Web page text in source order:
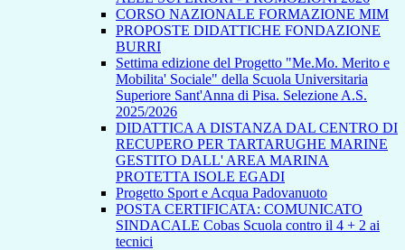
CORSO NAZIONALE FORMAZIONE MIM
PROPOSTE DIDATTICHE FONDAZIONE
BURRI
Settima edizione del Progetto "Me.Mo. Merito e
Mobilita' Sociale" della Scuola Universitaria
Superiore Sant'Anna di Pisa. Selezione A.S.
2025/2026
DIDATTICA A DISTANZA DAL CENTRO DI
RECUPERO PER TARTARUGHE MARINE
GESTITO DALL' AREA MARINA
PROTETTA ISOLE EGADI
Progetto Sport e Acqua Padovanuoto
POSTA CERTIFICATA: COMUNICATO
SINDACALE Cobas Scuola contro il 4 + 2 ai
tecnici